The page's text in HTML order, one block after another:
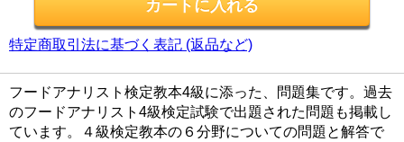
特定商取引法に基づく表記 (返品など)
フードアナリスト検定教本4級に添った、問題集です。過去
のフードアナリスト4級検定試験で出題された問題も掲載し
ています。４級検定教本の６分野についての問題と解答で